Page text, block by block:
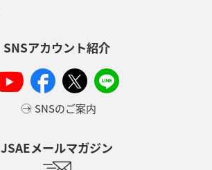
SNSアカウント紹介
SNSのご案内
JSAEメールマガジン